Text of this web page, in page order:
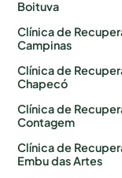
Boituva
Clínica de
Campinas
Clínica de
Chapecó
Clínica de
Contagem
Clínica de
Embu das Artes